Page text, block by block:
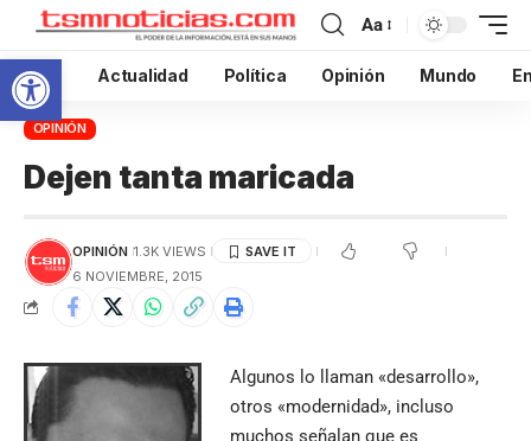
Abrir barra de herramientas
Aa
Inicio Actualidad Política Opinión Mundo
OPINIÓN
Dejen tanta maricada
OPINIÓN 1.3K VIEWS
6 NOVIEMBRE, 2015
Algunos lo llaman «desarrollo»,
otros «modernidad», incluso
muchos señalan que es